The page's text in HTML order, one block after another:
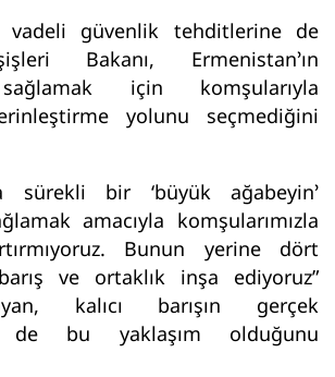
vadeli güvenlik tehditlerine de
Bakanı, Ermenistan’ın
için komşularıyla
yolunu seçmediğini
sürekli bir ‘büyük ağabeyin’
amacıyla komşularımızla
Bunun yerine dört
ve ortaklık inşa ediyoruz”
kalıcı barışın gerçek
de bu yaklaşım olduğunu